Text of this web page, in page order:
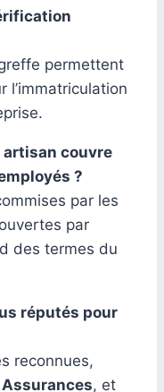
permettent
l’immatriculation
artisan couvre
?
par les
par
des termes du
réputés pour
reconnues,
, et